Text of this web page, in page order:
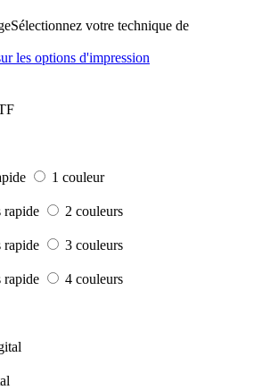
Sélectionnez votre technique de
les options d'impression
1 couleur
rapide
2 couleurs
rapide
3 couleurs
rapide
4 couleurs